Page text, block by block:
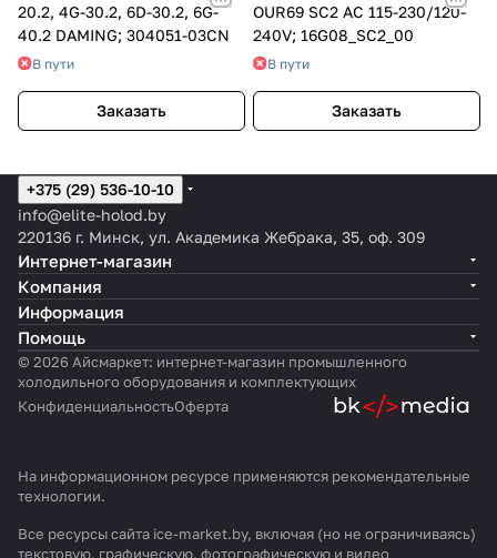
20.2, 4G-30.2, 6D-30.2, 6G-
40.2 DAMING; 304051-03CN
В пути
Заказать
OUR69 SC2 AC 115-230/120-
240V; 16G08_SC2_00
В пути
Заказать
+375 (29) 536-10-10
info@elite-holod.by
220136 г. Минск, ул. Академика Жебрака, 35, оф. 309
Интернет-магазин
Компания
Информация
Помощь
© 2026 Айсмаркет: интернет-магазин промышленного
холодильного оборудования и комплектующих
КонфиденциальностьОферта
На информационном ресурсе применяются рекомендательные
технологии.
Все ресурсы сайта ice-market.by, включая (но не ограничиваясь)
текстовую, графическую, фотографическую и видео